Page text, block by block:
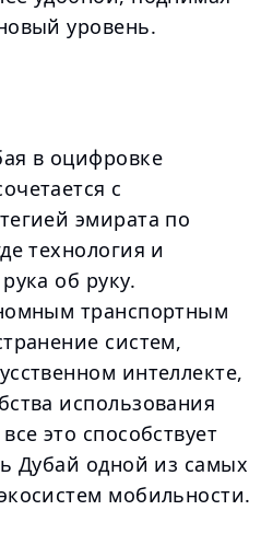
уровень.
в оцифровке
с
эмирата по
технология и
об руку.
транспортным
систем,
интеллекте,
использования
это способствует
Дубай одной из самых
мобильности.